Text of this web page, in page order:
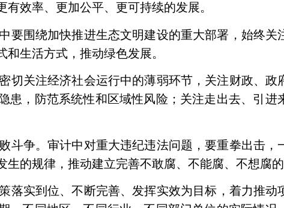
效率、更加公平、更可持续的发展。
围绕加快推进生态文明建设的重大部署，始终关
生活方式，推动绿色发展。
关注经济社会运行中的薄弱环节，关注财政、政
患，防范系统性和区域性风险；关注走出去、引进
争。审计中对重大违纪违法问题，要重拳出击，
的规律，推动建立完善不敢腐、不能腐、不想腐的
落实到位、不断完善、发挥实效为目标，着力推动